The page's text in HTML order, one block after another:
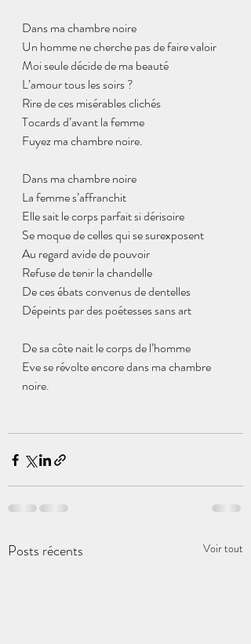
Dans ma chambre noire
Un homme ne cherche pas de faire valoir
Moi seule décide de ma beauté
L’amour tous les soirs ?
Rire de ces misérables clichés
Tocards d’avant la femme
Fuyez ma chambre noire.
Dans ma chambre noire
La femme s’affranchit
Elle sait le corps parfait si dérisoire
Se moque de celles qui se surexposent
Au regard avide de pouvoir
Refuse de tenir la chandelle
De ces ébats convenus de dentelles
Dépeints par des poétesses sans art
De sa côte nait le corps de l’homme
Eve se révolte encore dans ma chambre
noire.
Posts récents Voir tout